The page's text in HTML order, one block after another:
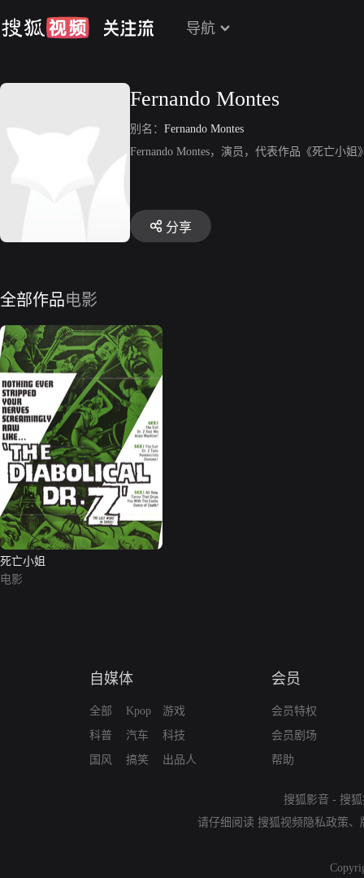
导航
Fernando Montes
别名： Fernando Montes
Fernando Montes，演员，代表作品《死亡小姐
分享
全部作品电影
死亡小姐
电影
自媒体
全部
科普
国风
Kpop
汽车
搞笑
游戏
科技
出品人
会员
会员特权
会员剧场
帮助
搜狐影音 - 搜
请仔细阅读 搜狐视频隐私政策、